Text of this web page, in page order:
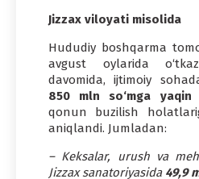
Jizzax viloyati misolida
Hududiy boshqarma
avgust oylarida
davomida, ijtimoiy
850 mln so‘mga yaqin
qonun buzilish
aniqlandi. Jumladan:
– Keksalar, urush va
Jizzax sanatoriyasida 49,9